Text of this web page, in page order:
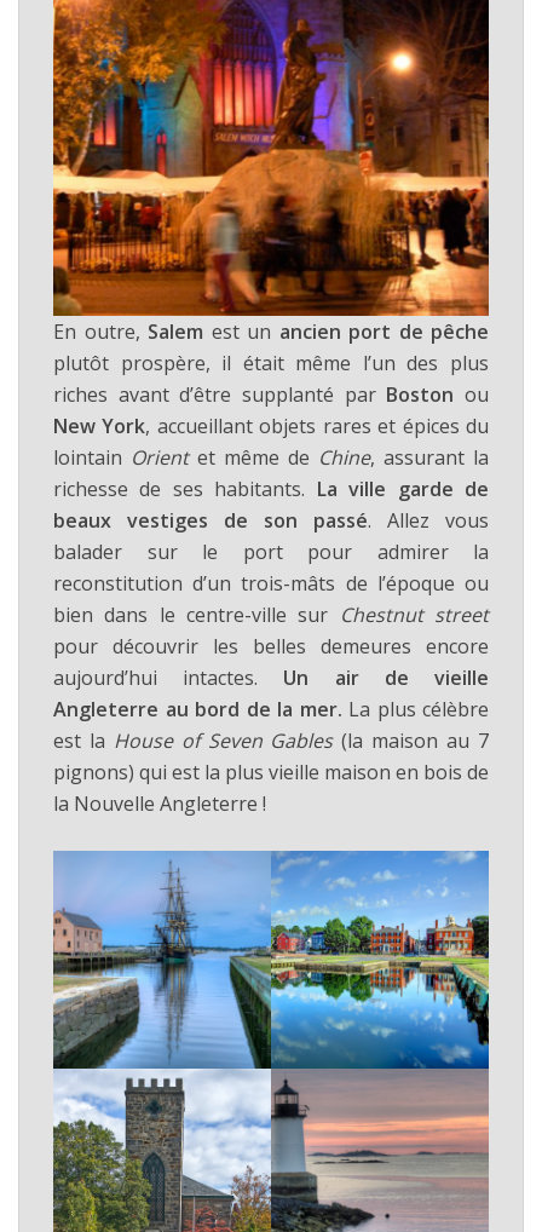
En outre, Salem est un ancien port de pêche
plutôt prospère, il était même l’un des plus
riches avant d’être supplanté par Bostonou
New York, accueillant objets rares et épices du
lointain Orient et même de Chine, assurant la
richesse de ses habitants. La ville garde de
beaux vestiges de son passé. Allez vous
balader sur le port pour admirer la
reconstitution d’un trois-mâts de l’époque ou
bien dans le centre-ville sur Chestnut street
pour découvrir les belles demeures encore
aujourd’hui intactes. Un air de vieille
Angleterre au bord de la mer. La plus célèbre
est la House of Seven Gables(la maison au 7
pignons) qui est la plus vieille maison en bois de
la Nouvelle Angleterre !